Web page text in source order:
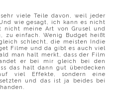
viele Teile davon, weil jeder
wie gesagt, ich kann es nicht
nicht meine Art von Grusel und
einfach. Wenig Budget heißt
schlecht, die meisten Indie
Filme und da gibt es auch viel
man halt merkt, dass der Film
er bei mir gleich bei den
das halt dann gut überdecken
viel Effekte, sondern eine
und das ist ja beides bei